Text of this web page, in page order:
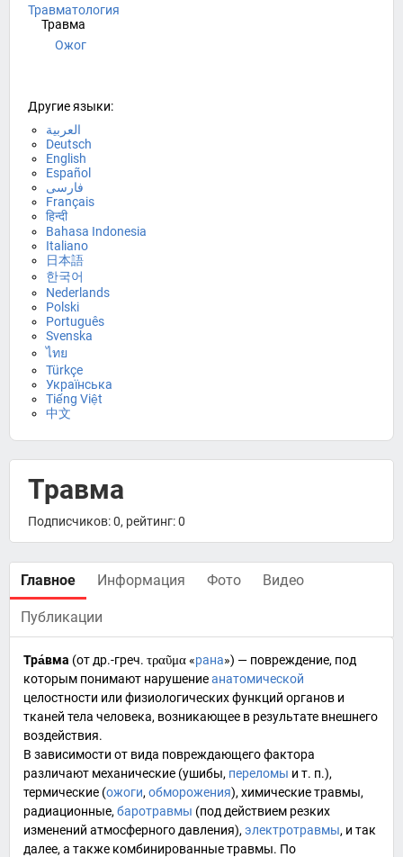
Травматология
Травма
Ожог
Другие языки:
العربية
Deutsch
English
Español
فارسی
Français
हिन्दी
Bahasa Indonesia
Italiano
日本語
한국어
Nederlands
Polski
Português
Svenska
ไทย
Türkçe
Українська
Tiếng Việt
中文
Травма
Подписчиков: 0, рейтинг: 0
Главное Информация Фото Видео
Публикации
Тра́вма (от др.-греч. τραῦμα«рана») — повреждение, под
которым понимают нарушениеанатомической
целостности или физиологических функций органов и
тканей тела человека, возникающее в результате внешнего
воздействия.
В зависимости от вида повреждающего фактора
различают механические (ушибы, переломы и т. п.),
термические (ожоги, обморожения), химические травмы,
радиационные, баротравмы (под действием резких
изменений атмосферного давления), электротравмы, и так
далее, а также комбинированные травмы. По